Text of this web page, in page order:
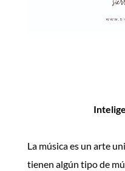
La música es un arte
tienen algún tipo de